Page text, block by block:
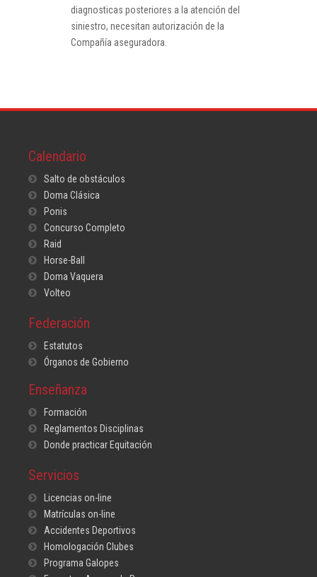
diagnosticas posteriores a la atención del
siniestro, necesitan autorización de la
Compañía aseguradora.
Calendario
Salto de obstáculos
Doma Clásica
Ponis
Concurso Completo
Raid
Horse-Ball
Doma Vaquera
Volteo
Federación
Estatutos
Órganos de Gobierno
Enseñanza
Formación
Reglamentos Disciplinas
Donde practicar Equitación
Servicios
Licencias on-line
Matrículas on-line
Accidentes Deportivos
Homologación Clubes
Programa Galopes